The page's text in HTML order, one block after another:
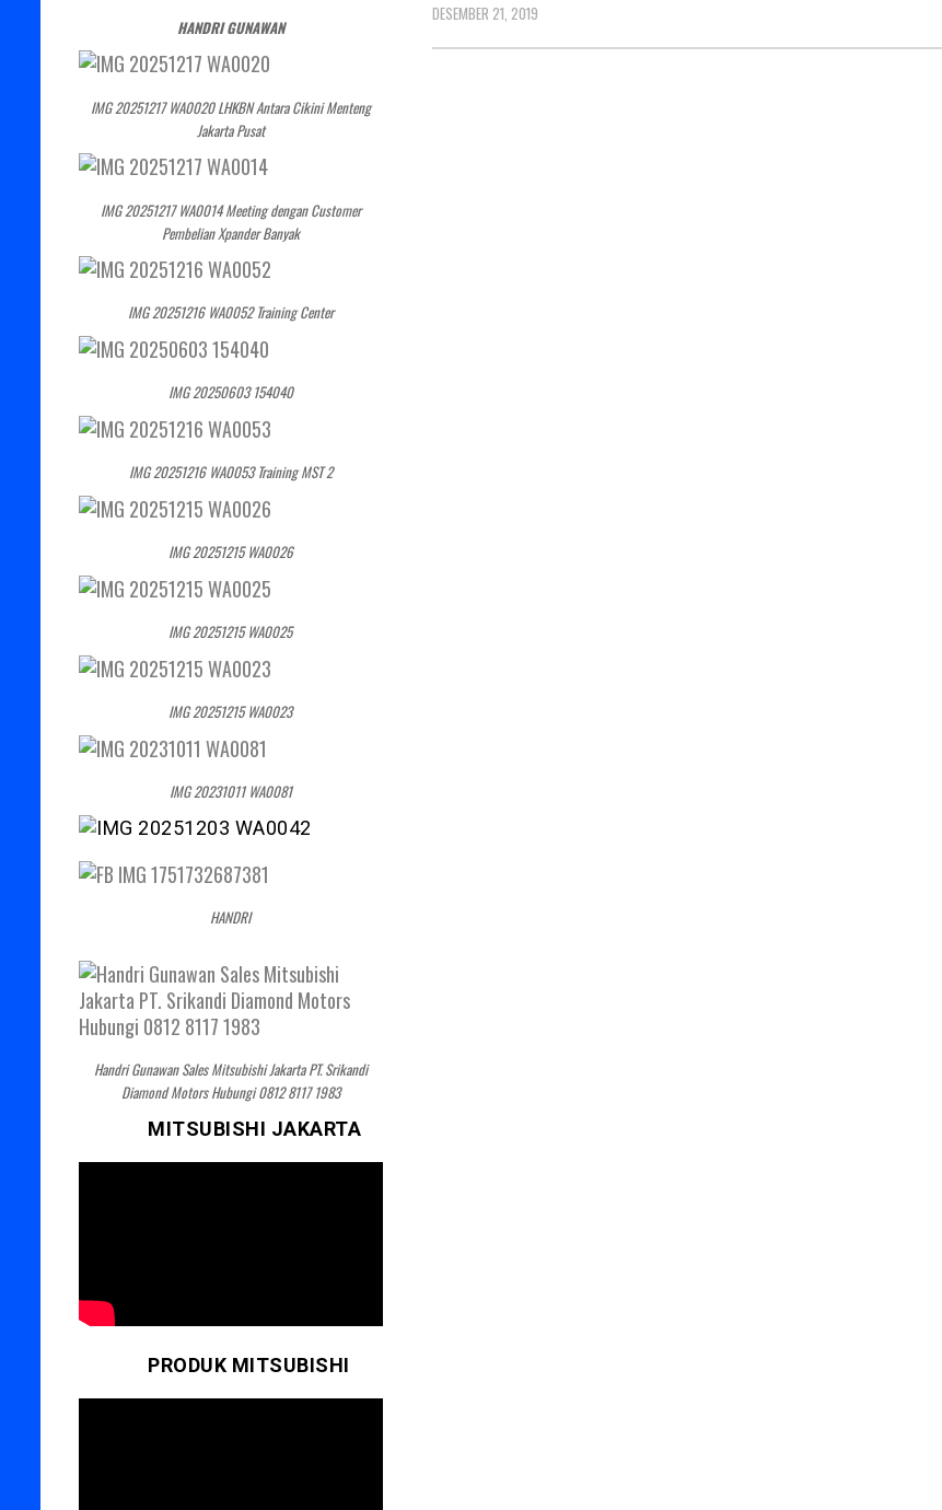
DESEMBER 21, 2019
HANDRI GUNAWAN
IMG 20251217 WA0020 LHKBN Antara Cikini Menteng
Jakarta Pusat
IMG 20251217 WA0014 Meeting dengan Customer
Pembelian Xpander Banyak
IMG 20251216 WA0052 Training Center
IMG 20250603 154040
IMG 20251216 WA0053 Training MST 2
IMG 20251215 WA0026
IMG 20251215 WA0025
IMG 20251215 WA0023
IMG 20231011 WA0081
HANDRI
Handri Gunawan Sales Mitsubishi Jakarta PT. Srikandi
Diamond Motors Hubungi 0812 8117 1983
MITSUBISHI JAKARTA
PRODUK MITSUBISHI